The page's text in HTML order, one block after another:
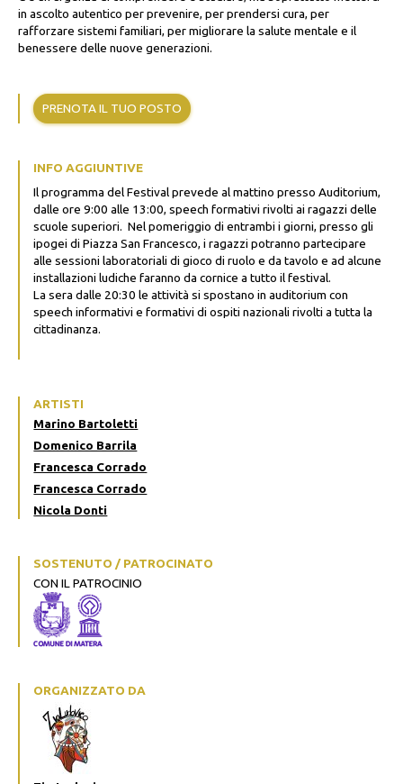
in ascolto autentico per prevenire, per prendersi cura, per
rafforzare sistemi familiari, per migliorare la salute mentale e il
benessere delle nuove generazioni.
PRENOTA IL TUO POSTO
INFO AGGIUNTIVE
Il programma del Festival prevede al mattino presso Auditorium,
dalle ore 9:00 alle 13:00, speech formativi rivolti ai ragazzi delle
scuole superiori. Nel pomeriggio di entrambi i giorni, presso gli
ipogei di Piazza San Francesco, i ragazzi potranno partecipare
alle sessioni laboratoriali di gioco di ruolo e da tavolo e ad alcune
installazioni ludiche faranno da cornice a tutto il festival.
La sera dalle 20:30 le attività si spostano in auditorium con
speech informativi e formativi di ospiti nazionali rivolti a tutta la
cittadinanza.
ARTISTI
Marino Bartoletti
Domenico Barrila
Francesca Corrado
Francesca Corrado
Nicola Donti
SOSTENUTO / PATROCINATO
CON IL PATROCINIO
ORGANIZZATO DA